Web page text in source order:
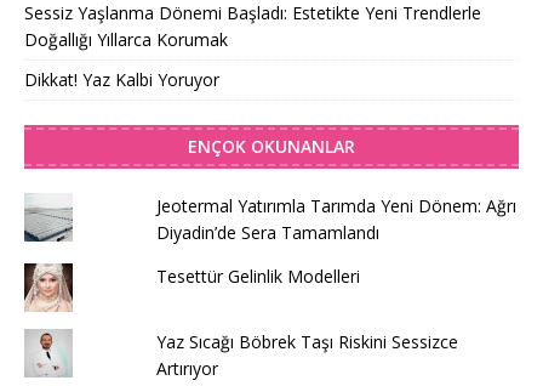
Sessiz Yaşlanma Dönemi Başladı: Estetikte Yeni Trendlerle
Doğallığı Yıllarca Korumak
Dikkat! Yaz Kalbi Yoruyor
ENÇOK OKUNANLAR
Jeotermal Yatırımla Tarımda Yeni Dönem: Ağrı
Diyadin’de Sera Tamamlandı
Tesettür Gelinlik Modelleri
Yaz Sıcağı Böbrek Taşı Riskini Sessizce
Artırıyor